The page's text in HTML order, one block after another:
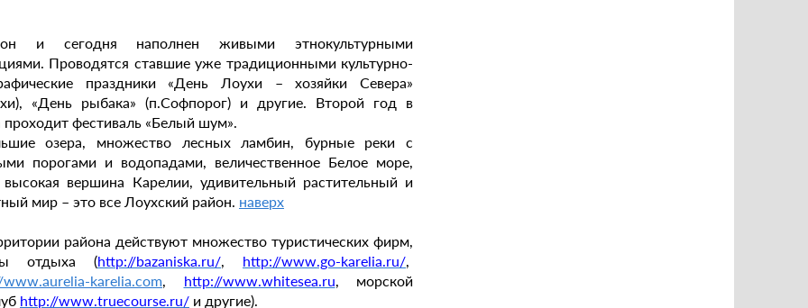
и сегодня наполнен живыми этнокультурными
Проводятся ставшие уже традиционными культурно-
праздники «День Лоухи – хозяйки Севера»
«День рыбака» (п.Софпорог) и другие. Второй год в
проходит фестиваль «Белый шум».
озера, множество лесных ламбин, бурные реки с
порогами и водопадами, величественное Белое море,
высокая вершина Карелии, удивительный растительный и
мир – это все Лоухский район. наверх
района действуют множество туристических фирм,
отдыха (http://bazaniska.ru/ http://www.go-karelia.ru/
karelia.com
http://www.whitesea.ru , морской
http://www.truecourse.ru/ и другие).